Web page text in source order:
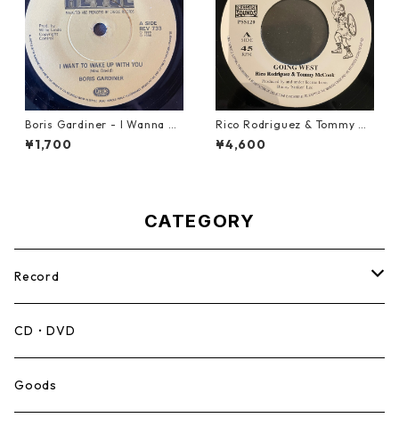
Boris Gardiner - I Wanna W
ake Up With You【7-2192
4】
¥1,700
Rico Rodriguez & Tommy Mc
Cook - Going West【7-2198
3】
¥4,600
CATEGORY
Record
Mento,Calypso,Ballad
Ska
CD・DVD
Goods